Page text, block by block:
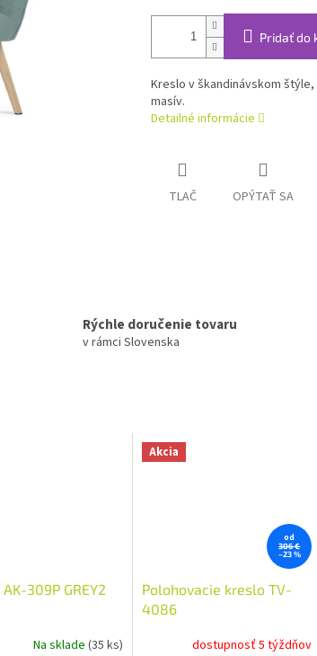
Pridať do
Kreslo v škandinávskom
masív.
Detailné informácie
TLAČ OPÝTAŤ SA
Rýchle doručenie tovaru
v rámci Slovenska
309P GREY2
Na sklade (35 ks)
Akcia
od
306 €
–23 %
Polohovacie kreslo TV-
4086
dostupnosť 5 týždňov